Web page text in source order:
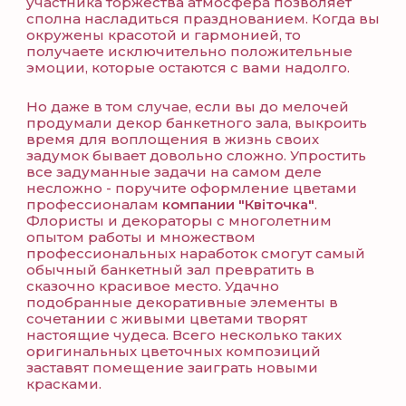
сполна насладиться празднованием. Когда вы
окружены красотой и гармонией, то
получаете исключительно положительные
эмоции, которые остаются с вами надолго.
Но даже в том случае, если вы до мелочей
продумали декор банкетного зала, выкроить
время для воплощения в жизнь своих
задумок бывает довольно сложно. Упростить
все задуманные задачи на самом деле
несложно - поручите оформление цветами
профессионалам компании "Квіточка".
Флористы и декораторы с многолетним
опытом работы и множеством
профессиональных наработок смогут самый
обычный банкетный зал превратить в
сказочно красивое место. Удачно
подобранные декоративные элементы в
сочетании с живыми цветами творят
настоящие чудеса. Всего несколько таких
оригинальных цветочных композиций
заставят помещение заиграть новыми
красками.